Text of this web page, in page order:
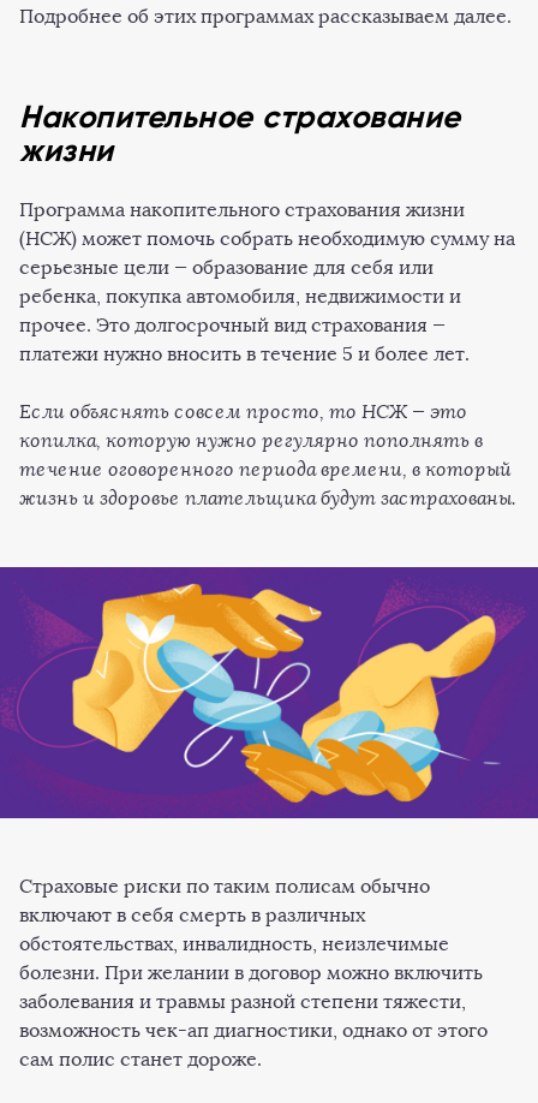
Подробнее об этих программах рассказываем далее.
Накопительное страхование
жизни
Программа накопительного страхования жизни
(НСЖ) может помочь собрать необходимую сумму на
серьезные цели — образование для себя или
ребенка, покупка автомобиля, недвижимости и
прочее. Это долгосрочный вид страхования —
платежи нужно вносить в течение 5 и более лет.
Если объяснять совсем просто, то НСЖ — это
копилка, которую нужно регулярно пополнять в
течение оговоренного периода времени, в который
жизнь и здоровье плательщика будут застрахованы.
Страховые риски по таким полисам обычно
включают в себя смерть в различных
обстоятельствах, инвалидность, неизлечимые
болезни. При желании в договор можно включить
заболевания и травмы разной степени тяжести,
возможность чек-ап диагностики, однако от этого
сам полис станет дороже.